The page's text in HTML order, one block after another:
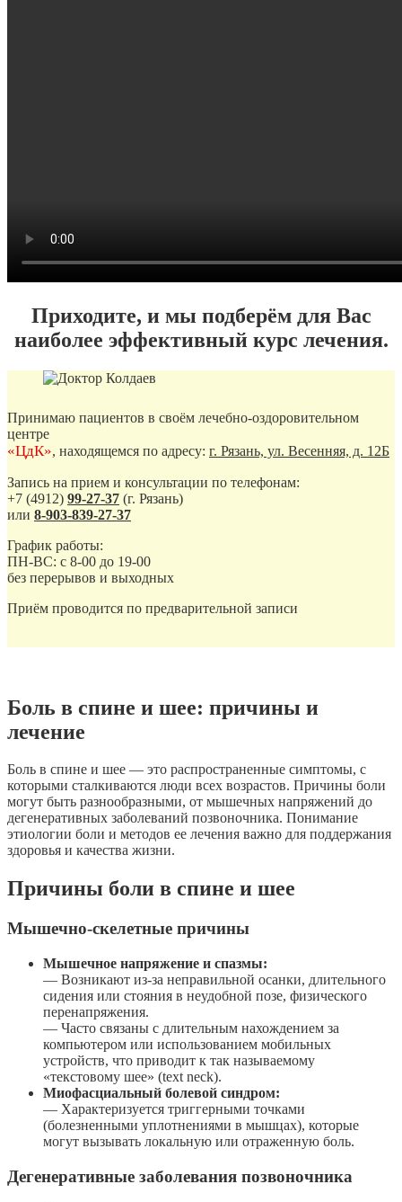
Приходите, и мы подберём для Вас
наиболее эффективный курс лечения.
Принимаю пациентов в своём лечебно-оздоровительном
центре
«ЦдК», находящемся по адресу: г. Рязань, ул. Весенняя, д. 12Б
Запись на прием и консультации по телефонам:
+7 (4912) 99-27-37 (г. Рязань)
или 8-903-839-27-37
График работы:
ПН-ВС: с 8-00 до 19-00
без перерывов и выходных
Приём проводится по предварительной записи
Боль в спине и шее: причины и
лечение
Боль в спине и шее — это распространенные симптомы, с
которыми сталкиваются люди всех возрастов. Причины боли
могут быть разнообразными, от мышечных напряжений до
дегенеративных заболеваний позвоночника. Понимание
этиологии боли и методов ее лечения важно для поддержания
здоровья и качества жизни.
Причины боли в спине и шее
Мышечно-скелетные причины
Мышечное напряжение и спазмы:
— Возникают из-за неправильной осанки, длительного
сидения или стояния в неудобной позе, физического
перенапряжения.
— Часто связаны с длительным нахождением за
компьютером или использованием мобильных
устройств, что приводит к так называемому
«текстовому шее» (text neck).
Миофасциальный болевой синдром:
— Характеризуется триггерными точками
(болезненными уплотнениями в мышцах), которые
могут вызывать локальную или отраженную боль.
Дегенеративные заболевания позвоночника